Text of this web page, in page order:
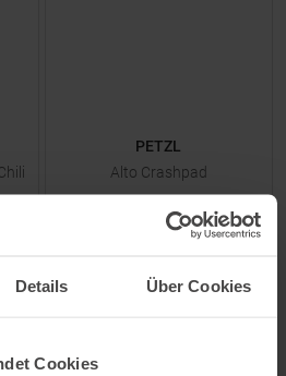
Details Über Cookies
Cookies
PETZL
Alto Crashpad
€
Einheitsgröße